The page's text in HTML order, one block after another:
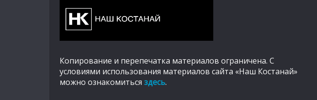
Копирование и перепечатка материалов ограничена. С
условиями использования материалов сайта «Наш Костанай»
можно ознакомиться здесь.